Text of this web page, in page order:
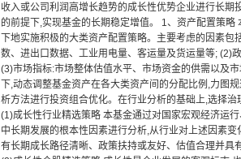
收入或公司利润高增长趋势的成长性优势企业进行长
的前提下,实现基金的长期稳定增值。 1、资产配置策
下地实施积极的大类资产配置策略。主要考虑的因素
数、进出口数据、工业用电量、客运量及货运量等; (2)
(3)市场指标:市场整体估值水平、市场资金的供需以及
下,动态调整基金资产在各大类资产间的分配比例,力图
析方法进行投资组合优化。在行业分析的基础上,选择
(1)成长性行业精选策略 本基金通过对国家宏观经济运
中长期发展的根本性因素进行分析,从行业对上述因素
有长期成长路径清晰、政策扶持或友好、估值合理并具